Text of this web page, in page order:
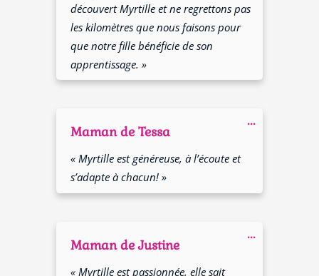
découvert Myrtille et ne regrettons pas
les kilomètres que nous faisons pour
que notre fille bénéficie de son
apprentissage. »
Maman de Tessa
« Myrtille est généreuse, à l’écoute et
s’adapte à chacun! »
...cette
Maman de Justine
« Myrtille est passionnée, elle sait
...cette